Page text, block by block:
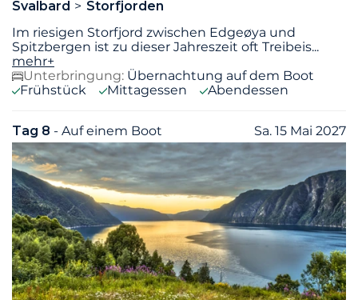
Svalbard
Storfjorden
Im riesigen Storfjord zwischen Edgeøya und
Spitzbergen ist zu dieser Jahreszeit oft Treibeis...
mehr+
Unterbringung: Übernachtung auf dem Boot
Frühstück
Mittagessen Abendessen
Tag 8 - Auf einem Boot Sa. 15 Mai 2027